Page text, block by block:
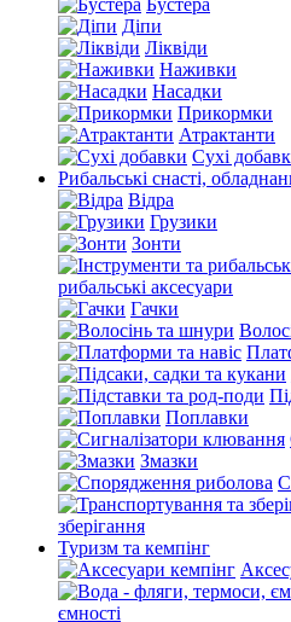
Бустера
Діпи
Ліквіди
Наживки
Насадки
Прикормки
Атрактанти
Сухі
Рибальські снасті,
Відра
Грузики
Зонти
рибальські аксесуари
Гачки
Поплавки
Змазки
зберігання
Туризм та кемпінг
ємності